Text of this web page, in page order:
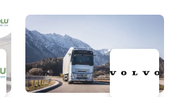
enkelt Chevrolet-lastbil
og en visionær ånd.
Hundrede år sene